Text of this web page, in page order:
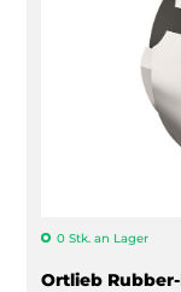
0 Stk. an Lager
Ortlieb